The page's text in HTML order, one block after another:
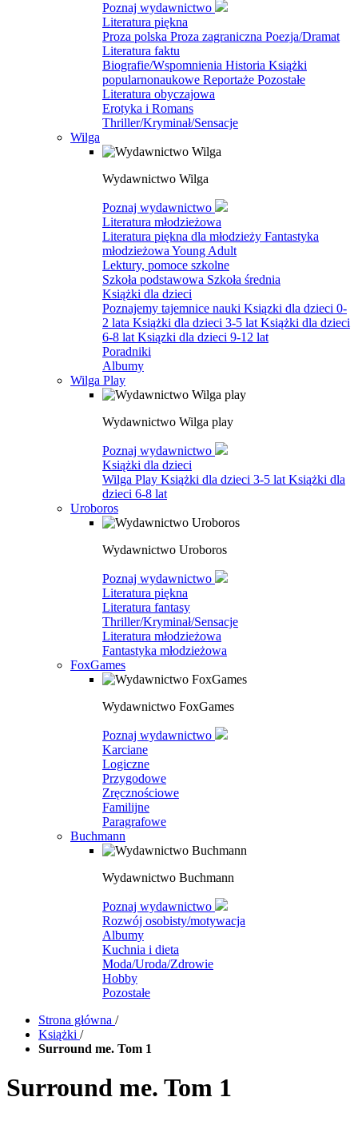
Poznaj wydawnictwo
Literatura piękna
Proza polska Proza zagraniczna Poezja/Dramat
Literatura faktu
Biografie/Wspomnienia Historia Książki
popularnonaukowe Reportaże Pozostałe
Literatura obyczajowa
Erotyka i Romans
Thriller/Kryminał/Sensacje
Wilga
Wydawnictwo Wilga
Poznaj wydawnictwo
Literatura młodzieżowa
Literatura piękna dla młodzieży Fantastyka
młodzieżowa Young Adult
Lektury, pomoce szkolne
Szkoła podstawowa Szkoła średnia
Książki dla dzieci
Poznajemy tajemnice nauki Ksiązki dla dzieci 0-
2 lata Książki dla dzieci 3-5 lat Książki dla dzieci
6-8 lat Ksiązki dla dzieci 9-12 lat
Poradniki
Albumy
Wilga Play
Wydawnictwo Wilga play
Poznaj wydawnictwo
Książki dla dzieci
Wilga Play Książki dla dzieci 3-5 lat Książki dla
dzieci 6-8 lat
Uroboros
Wydawnictwo Uroboros
Poznaj wydawnictwo
Literatura piękna
Literatura fantasy
Thriller/Kryminał/Sensacje
Literatura młodzieżowa
Fantastyka młodzieżowa
FoxGames
Wydawnictwo FoxGames
Poznaj wydawnictwo
Karciane
Logiczne
Przygodowe
Zręcznościowe
Familijne
Paragrafowe
Buchmann
Wydawnictwo Buchmann
Poznaj wydawnictwo
Rozwój osobisty/motywacja
Albumy
Kuchnia i dieta
Moda/Uroda/Zdrowie
Hobby
Pozostałe
Strona główna /
Książki /
Surround me. Tom 1
Surround me. Tom 1